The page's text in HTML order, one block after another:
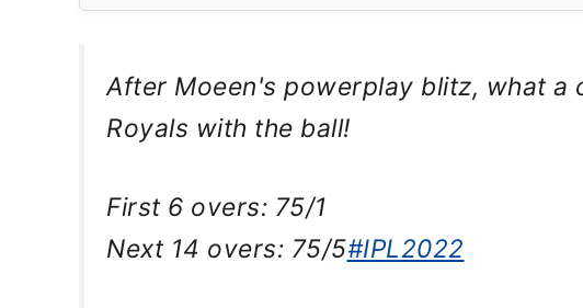
After Moeen's powerplay blitz, what a
Royals with the ball!
First 6 overs: 75/1
Next 14 overs: 75/5#IPL2022